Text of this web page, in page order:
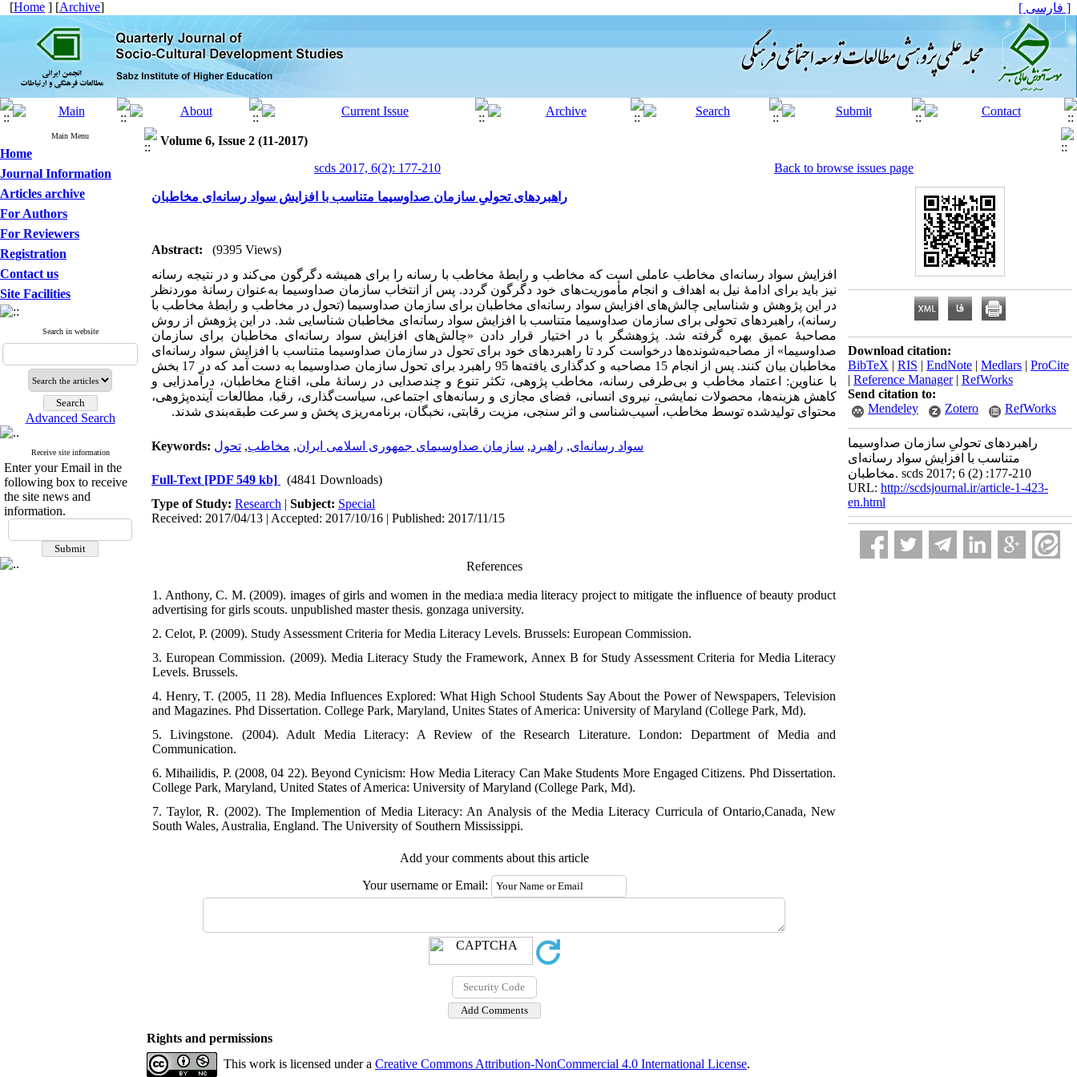
[Home ] [Archive] [ فارسی ]
Main Menu
Home
Journal Information
Articles archive
For Authors
For Reviewers
Registration
Contact us
Site Facilities
Search in website
Advanced Search
Receive site information
Enter your Email in the
following box to receive
the site news and
information.
Volume 6, Issue 2 (11-2017)
scds 2017, 6(2): 177-210
Back to browse issues page
راهبردهای تحولیِ سازمان صداوسیما متناسب با افزایش سواد رسانه‌ای مخاطبان
Abstract:
(9395 Views)
افزایش سواد رسانه‌ای مخاطب عاملی است که مخاطب و رابطۀ مخاطب با رسانه را برای همیشه دگرگون می‌کند و در نتیجه رسانه
نیز باید برای ادامۀ نیل به اهداف و انجام مأموریت‌های خود دگرگون گردد. پس از انتخاب سازمان صداوسیما به‌عنوان رسانۀ موردنظر
در این پژوهش و شناسایی چالش‌های افزایش سواد رسانه‌ای مخاطبان برای سازمان صداوسیما (تحول در مخاطب و رابطۀ مخاطب با
رسانه)، راهبردهای تحولی برای سازمان صداوسیما متناسب با افزایش سواد رسانه‌ای مخاطبان شناسایی شد. در این پژوهش از روش
مصاحبۀ عمیق بهره گرفته شد. پژوهشگر با در اختیار قرار دادن «چالش‌های افزایش سواد رسانه‌ای مخاطبان برای سازمان
صداوسیما» از مصاحبه‌شونده‌ها درخواست کرد تا راهبردهای خود برای تحول در سازمان صداوسیما متناسب با افزایش سواد رسانه‌ای
مخاطبان بیان کنند. پس از انجام 15 مصاحبه و کدگذاری یافته‌ها 95 راهبرد برای تحول سازمان صداوسیما به دست آمد که در 17 بخش
با عناوین: اعتماد مخاطب و بی‌طرفی رسانه، مخاطب پژوهی، تکثر تنوع و چندصدایی در رسانۀ ملی، اقناع مخاطبان، درآمدزایی و
کاهش هزینه‌ها، محصولات نمایشی، نیروی انسانی، فضای مجازی و رسانه‌های اجتماعی، سیاست‌گذاری، رقبا، مطالعات آینده‌پژوهی،
محتوای تولیدشده توسط مخاطب، آسیب‌شناسی و اثر سنجی، مزیت رقابتی، نخبگان، برنامه‌ریزی پخش و سرعت طبقه‌بندی شدند.
Keywords: سواد رسانه‌ای, راهبرد, سازمان صداوسیمای جمهوری اسلامی ایران, مخاطب, تحول
Full-Text [PDF 549 kb]
(4841 Downloads)
Type of Study: Research | Subject: Special
Received: 2017/04/13 | Accepted: 2017/10/16 | Published: 2017/11/15
References
1. Anthony, C. M. (2009). images of girls and women in the media:a media literacy project to mitigate the influence of beauty product
advertising for girls scouts. unpublished master thesis. gonzaga university.
2. Celot, P. (2009). Study Assessment Criteria for Media Literacy Levels. Brussels: European Commission.
3. European Commission. (2009). Media Literacy Study the Framework, Annex B for Study Assessment Criteria for Media Literacy
Levels. Brussels.
4. Henry, T. (2005, 11 28). Media Influences Explored: What High School Students Say About the Power of Newspapers, Television
and Magazines. Phd Dissertation. College Park, Maryland, Unites States of America: University of Maryland (College Park, Md).
5. Livingstone. (2004). Adult Media Literacy: A Review of the Research Literature. London: Department of Media and
Communication.
6. Mihailidis, P. (2008, 04 22). Beyond Cynicism: How Media Literacy Can Make Students More Engaged Citizens. Phd Dissertation.
College Park, Maryland, United States of America: University of Maryland (College Park, Md).
7. Taylor, R. (2002). The Implemention of Media Literacy: An Analysis of the Media Literacy Curricula of Ontario,Canada, New
South Wales, Australia, England. The University of Southern Mississippi.
Add your comments about this article
Your username or Email:
Download citation:
BibTeX | RIS | EndNote | Medlars | ProCite
| Reference Manager| RefWorks
Send citation to:
Mendeley
Zotero RefWorks
راهبردهای تحولیِ سازمان صداوسیما
متناسب با افزایش سواد رسانه‌ای
مخاطبان. scds 2017; 6 (2) :177-210
URL: http://scdsjournal.ir/article-1-423-
en.html
Rights and permissions
This work is licensed under a Creative Commons Attribution-NonCommercial 4.0 International License.